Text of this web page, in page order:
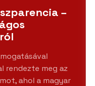
–
rendezte meg az
ahol a magyar